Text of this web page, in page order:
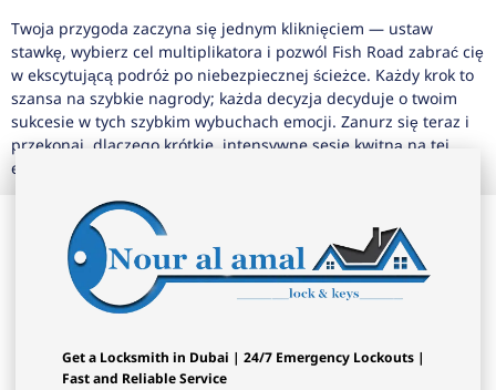
Twoja przygoda zaczyna się jednym kliknięciem — ustaw
stawkę, wybierz cel multiplikatora i pozwól Fish Road zabrać cię
w ekscytującą podróż po niebezpiecznej ścieżce. Każdy krok to
szansa na szybkie nagrody; każda decyzja decyduje o twoim
sukcesie w tych szybkim wybuchach emocji. Zanurz się teraz i
przekonaj, dlaczego krótkie, intensywne sesje kwitną na tej
ekscytującej grze z multiplikatorami!
Get a Locksmith in Dubai | 24/7 Emergency Lockouts |
Fast and Reliable Service